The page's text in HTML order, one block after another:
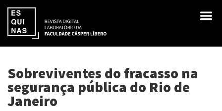
Sobreviventes do fracasso na
segurança pública do Rio de
Janeiro